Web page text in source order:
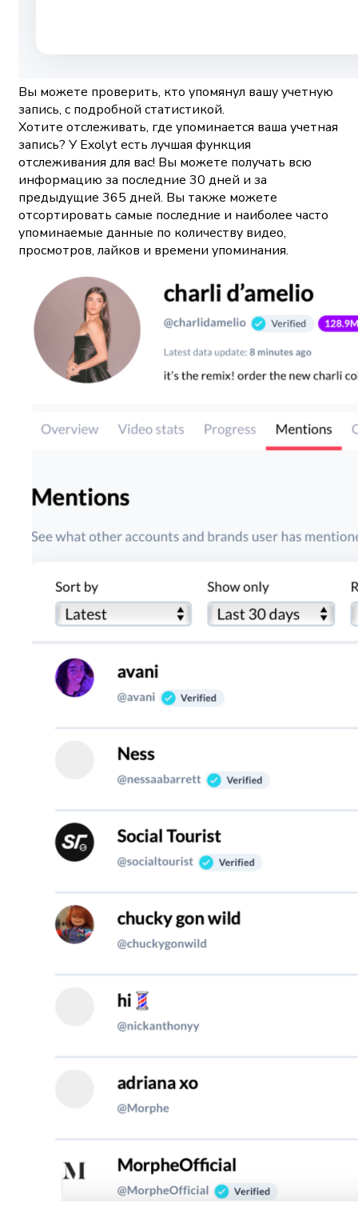
Вы можете проверить, кто упомянул вашу учетную
запись, с подробной статистикой.
Хотите отслеживать, где упоминается ваша учетная
запись? У Exolyt есть лучшая функция
отслеживания для вас! Вы можете получать всю
информацию за последние 30 дней и за
предыдущие 365 дней. Вы также можете
отсортировать самые последние и наиболее часто
упоминаемые данные по количеству видео,
просмотров, лайков и времени упоминания.